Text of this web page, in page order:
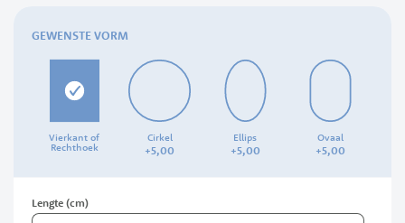
GEWENSTE VORM
Vierkant of
Rechthoek
Cirkel
+5,00
Ellips
+5,00
Ovaal
+5,00
Lengte (cm)